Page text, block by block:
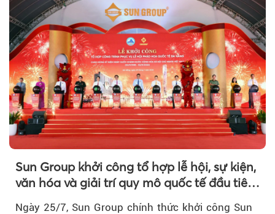
Sun Group khởi công tổ hợp lễ hội, sự kiện,
văn hóa và giải trí quy mô quốc tế đầu tiên
Ngày 25/7, Sun Group chính thức khởi công Sun